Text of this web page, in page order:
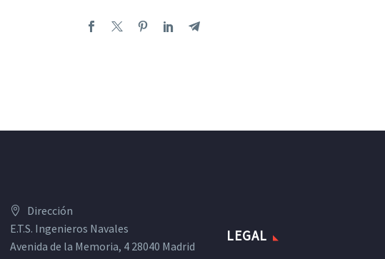
Dirección
E.T.S. Ingenieros Navales
Avenida de la Memoria, 4 28040 Madrid
LEGAL